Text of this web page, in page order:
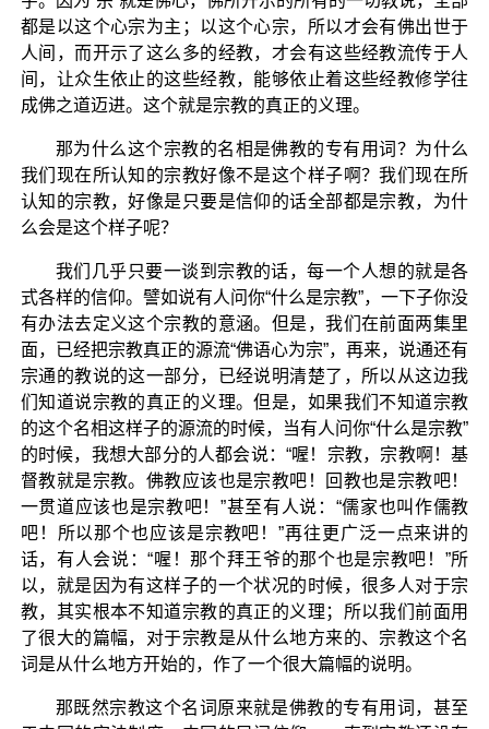
都是以这个心宗为主；以这个心宗，所以才会有佛出世于
人间，而开示了这么多的经教，才会有这些经教流传于人
间，让众生依止的这些经教，能够依止着这些经教修学往
成佛之道迈进。这个就是宗教的真正的义理。
那为什么这个宗教的名相是佛教的专有用词？为什么
我们现在所认知的宗教好像不是这个样子啊？我们现在所
认知的宗教，好像是只要是信仰的话全部都是宗教，为什
么会是这个样子呢？
我们几乎只要一谈到宗教的话，每一个人想的就是各
式各样的信仰。譬如说有人问你“什么是宗教”，一下子你没
有办法去定义这个宗教的意涵。但是，我们在前面两集里
面，已经把宗教真正的源流“佛语心为宗”，再来，说通还有
宗通的教说的这一部分，已经说明清楚了，所以从这边我
们知道说宗教的真正的义理。但是，如果我们不知道宗教
的这个名相这样子的源流的时候，当有人问你“什么是宗教”
的时候，我想大部分的人都会说：“喔！宗教，宗教啊！基
督教就是宗教。佛教应该也是宗教吧！回教也是宗教吧！
一贯道应该也是宗教吧！”甚至有人说：“儒家也叫作儒教
吧！所以那个也应该是宗教吧！”再往更广泛一点来讲的
话，有人会说：“喔！那个拜王爷的那个也是宗教吧！”所
以，就是因为有这样子的一个状况的时候，很多人对于宗
教，其实根本不知道宗教的真正的义理；所以我们前面用
了很大的篇幅，对于宗教是从什么地方来的、宗教这个名
词是从什么地方开始的，作了一个很大篇幅的说明。
那既然宗教这个名词原来就是佛教的专有用词，甚至